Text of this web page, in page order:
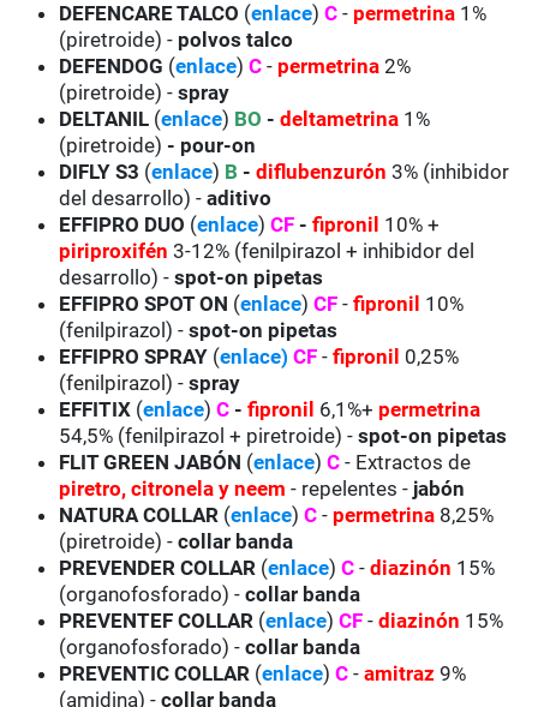
DEFENCARE TALCO (enlace)C - permetrina 1%
(piretroide) - polvos talco
DEFENDOG (enlace)C - permetrina 2%
(piretroide) -spray
DELTANIL (enlace) BO -deltametrina 1%
(piretroide) - pour-on
DIFLY S3 (enlace) B -diflubenzurón 3% (inhibidor
del desarrollo) -aditivo
EFFIPRO DUO (enlace) CF -fipronil 10% +
piriproxifén 3-12% (fenilpirazol + inhibidor del
desarrollo) - spot-on pipetas
EFFIPRO SPOT ON (enlace)CF -fipronil 10%
(fenilpirazol) -spot-on pipetas
EFFIPRO SPRAY (enlace) CF - fipronil 0,25%
(fenilpirazol) -spray
EFFITIX (enlace) C -fipronil 6,1%+ permetrina
54,5% (fenilpirazol + piretroide) - spot-on pipetas
FLIT GREEN JABÓN (enlace)C- Extractos de
piretro, citronela y neem - repelentes - jabón
NATURA COLLAR (enlace)C- permetrina 8,25%
(piretroide) -collar banda
PREVENDER COLLAR (enlace)C-diazinón 15%
(organofosforado) -collar banda
PREVENTEF COLLAR (enlace)CF-diazinón 15%
(organofosforado) -collar banda
PREVENTIC COLLAR (enlace)C-amitraz 9%
(amidina) -collar banda